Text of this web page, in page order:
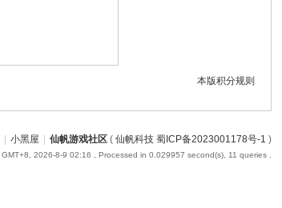
本版积分规则
小黑屋 仙帆游戏社区( 仙帆科技 蜀ICP备2023001178号-1 )
GMT+8, 2026-8-9 02:16 , Processed in 0.029957 second(s), 11 queries .